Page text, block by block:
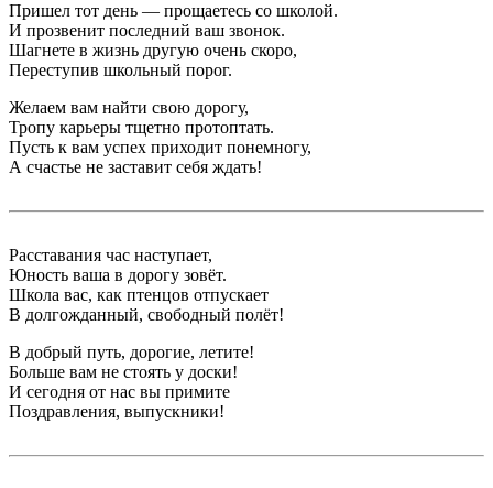
Пришел тот день — прощаетесь со школой.
И прозвенит последний ваш звонок.
Шагнете в жизнь другую очень скоро,
Переступив школьный порог.
Желаем вам найти свою дорогу,
Тропу карьеры тщетно протоптать.
Пусть к вам успех приходит понемногу,
А счастье не заставит себя ждать!
Расставания час наступает,
Юность ваша в дорогу зовёт.
Школа вас, как птенцов отпускает
В долгожданный, свободный полёт!
В добрый путь, дорогие, летите!
Больше вам не стоять у доски!
И сегодня от нас вы примите
Поздравления, выпускники!